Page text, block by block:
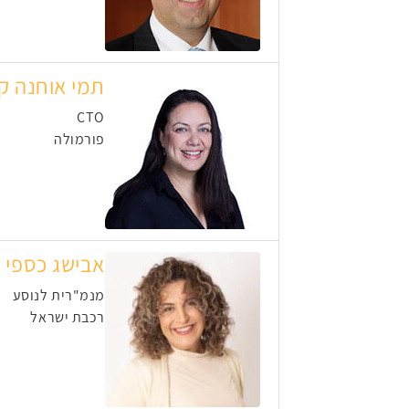
תמי אוחנה
CTO
פורמולה
אבישג כספי
מנמ"רית לנוסע
רכבת ישראל